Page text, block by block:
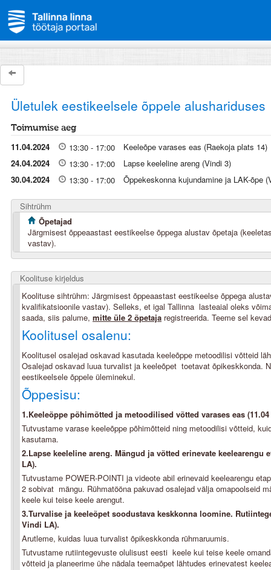
Ületulek eestikeelsele õppele alushariduses
Toimumise aeg
11.04.2024 13:30 - 17:00
Keeleõpe varases eas (Raekoja plats 14)
24.04.2024
13:30 - 17:00
Lapse keeleline areng (Vindi 3)
30.04.2024
13:30 - 17:00 Õppekeskonna kujundamine ja LAK-õpe
Sihtrühm
Õpetajad
Järgmisest õppeaastast eestikeelse õppega alustav õpetaja
vastav).
Koolituse kirjeldus
Koolituse sihtrühm: Järgmisest õppeaastast eestikeelse õppega
kvalifikatsioonile vastav). Selleks, et igal Tallinna lasteaial oleks
saada, siis palume, mitte üle 2 õpetaja registreerida. Teeme sel
Koolitusel osalenu:
Koolitusel osalejad oskavad kasutada keeleõppe metoodilisi võtteid
Osalejad oskavad luua turvalist ja keeleõpet toetavat õpikeskkonda.
eestikeelsele õppele üleminekul.
Õppesisu:
1.Keeleõppe põhimõtted ja metoodilised võtted varases eas (11.04
Tutvustame varase keeleõppe põhimõtteid ning metoodilisi võtteid,
kasutama.
2.Lapse keeleline areng. Mängud ja võtted erinevate keelearengu
LA).
Tutvustame POWER-POINTI ja videote abil erinevaid keelearengu
2 sobivat mängu. Rühmatööna pakuvad osalejad välja omapoolseid
keele kui teise keele arengut.
3.Turvalise ja keeleõpet soodustava keskkonna loomine.
Vindi LA).
Arutleme, kuidas luua turvalist õpikeskkonda rühmaruumis.
Tutvustame rutiintegevuste olulisust eesti keele kui teise keele
võtteid ja planeerime ühe nädala teemaõpet lähtudes erinevatest